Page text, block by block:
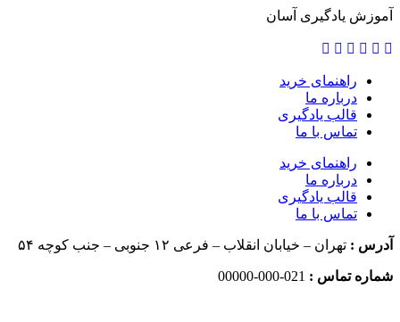
آموزش یادگیری آسان
راهنمای خرید
درباره ما
قالب یادگیری
تماس با ما
راهنمای خرید
درباره ما
قالب یادگیری
تماس با ما
آدرس : تهران – خیابان انقلاب – فرعی ۱۲ جنوبی – جنب کوچه ۵۴
شماره تماس :